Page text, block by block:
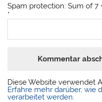
Spam protection: Sum of 7
*
Diese Website verwendet
Erfahre mehr darüber, wie
verarbeitet werden